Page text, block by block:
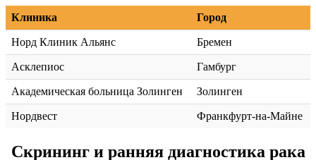
Клиника Город
Норд Клиник Альянс Бремен
Асклепиос Гамбург
Академическая больница Золинген Золинген
Нордвест Франкфурт-на-Майне
Скрининг и ранняя диагностика рака